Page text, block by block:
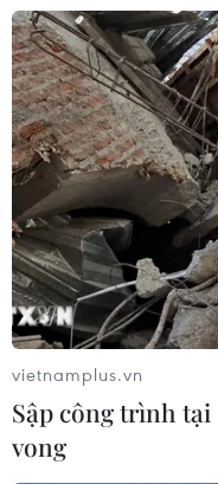
vietnamplus.vn
Sập công trình
vong